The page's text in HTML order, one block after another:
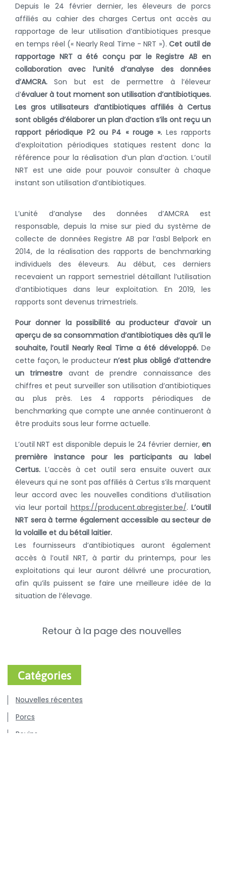
Depuis le 24 février dernier, les éleveurs de porcs
affiliés au cahier des charges Certus ont accès au
rapportage de leur utilisation d’antibiotiques presque
en temps réel (« Nearly Real Time - NRT »).Cet outil de
rapportage NRT a été conçu par le Registre AB en
collaboration avec l’unité d’analyse des données
d’AMCRA. Son but est de permettre à l’éleveur
d’évaluer à tout moment son utilisation d’antibiotiques.
Les gros utilisateurs d’antibiotiques affiliés à Certus
sont obligés d’élaborer un plan d’action s’ils ont reçu un
rapport périodique P2 ou P4 « rouge ».Les rapports
d’exploitation périodiques statiques restent donc la
référence pour la réalisation d’un plan d’action. L’outil
NRT est une aide pour pouvoir consulter à chaque
instant son utilisation d’antibiotiques.
L’unité d’analyse des données d’AMCRA est
responsable, depuis la mise sur pied du système de
collecte de données Registre AB par l’asbl Belpork en
2014, de la réalisation des rapports de benchmarking
individuels des éleveurs. Au début, ces derniers
recevaient un rapport semestriel détaillant l’utilisation
d’antibiotiques dans leur exploitation. En 2019, les
rapports sont devenus trimestriels.
Pour donner la possibilité au producteur d’avoir un
aperçu de sa consommation d’antibiotiques dès qu’il le
souhaite, l’outil Nearly Real Time a été développé. De
cette façon, le producteur n’est plus obligé d’attendre
un trimestre avant de prendre connaissance des
chiffres et peut surveiller son utilisation d’antibiotiques
au plus près. Les 4 rapports périodiques de
benchmarking que compte une année continueront à
être produits sous leur forme actuelle.
L’outil NRT est disponible depuis le 24 février dernier, en
première instance
pour les participants au label
Certus. L’accès à cet outil sera ensuite ouvert aux
éleveurs qui ne sont pas affiliés à Certus s’ils marquent
leur accord avec les nouvelles conditions d’utilisation
via leur portail https://producent.abregister.be/. L’outil
NRT sera à terme également accessible au secteur de
la volaille et du bétail laitier.
Les fournisseurs d’antibiotiques auront également
accès à l’outil NRT, à partir du printemps, pour les
exploitations qui leur auront délivré une procuration,
afin qu’ils puissent se faire une meilleure idée de la
situation de l’élevage.
Retour à la page des nouvelles
Catégories
Nouvelles récentes
Porcs
Bovins